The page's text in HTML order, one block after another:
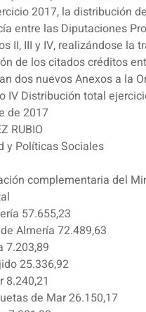
2017, la distribución
entre las Diputaciones
II, III y IV, realizándose
de los citados créditos
dos nuevos Anexos a la
IV Distribución total
de 2017
RUBIO
y Políticas Sociales
complementaria del
57.655,23
Almería 72.489,63
7.203,89
25.336,92
8.240,21
de Mar 26.150,17